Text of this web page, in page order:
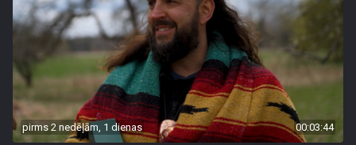
pirms 2 nedēļām, 1 dienas 00:03:44